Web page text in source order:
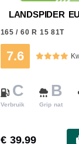
LANDSPIDER
165 / 60 R 15 81T
7.6
C
Verbruik
B
Grip nat
€ 39.99